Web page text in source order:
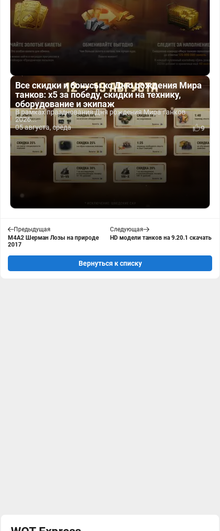
Все скидки и бонусы ко Дню рождения Мира
танков: x5 за победу, скидки на технику,
оборудование и экипаж
В рамках празднования Дня рождения Мира танков
2026...
05 августа, среда
9
Предыдущая
М4А2 Шерман Лозы на природе
2017
Следующая
HD модели танков на 9.20.1 скачать
Вернуться к списку